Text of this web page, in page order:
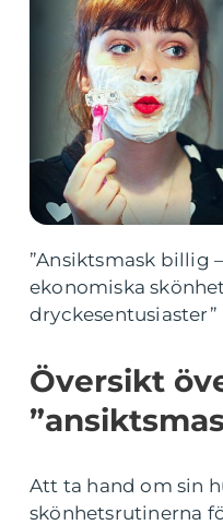
”Ansiktsmask billig
ekonomiska
dryckesentusiaster”
Översikt
Att ta hand om sin
skönhetsrutinerna